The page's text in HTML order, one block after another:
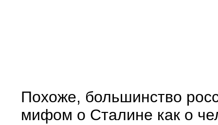
Похоже, большинство
мифом о Сталине как о